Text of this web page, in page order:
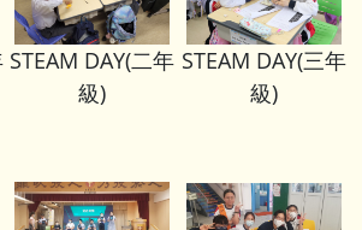
STEAM DAY(二年
級)
STEAM DAY(三年
級)